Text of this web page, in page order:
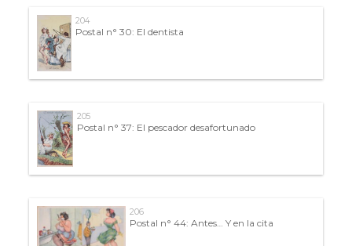
204
Postal n° 30: El dentista
205
Postal n° 37: El pescador desafortunado
206
Postal n° 44: Antes… Y en la cita